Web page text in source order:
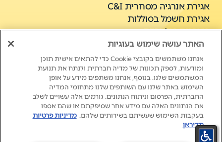
אגירת אנרגיה מסחרית C&I
אגירת חשמל בסוללות
מערכות סולאריות
New Life. New Energy.
האתר עושה שימוש בעוגיות
אנחנו משתמשים בקובצי Cookie כדי להתאים אישית תוכן
ומודעות, לספק תכונות של מדיה חברתית ולנתח את תנועת
המשתמשים שלנו. בנוסף, אנחנו משתפים מידע על אופן
השימוש באתר שלנו עם השותפים שלנו מתחומי המדיה
החברתית, הפרסום וניתוח הנתונים. גורמים אלה עשויים לשלב
את הנתונים האלה עם מידע אחר שסיפקתם או שהם אספו
בעקבות השימוש שעשיתם בשירותים שלהם. מדיניות פרטיות
תדיראן